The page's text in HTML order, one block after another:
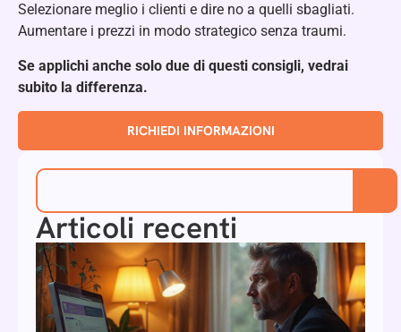
Selezionare meglio i clienti e dire no a quelli sbagliati.
Aumentare i prezzi in modo strategico senza traumi.
Se applichi anche solo due di questi consigli, vedrai
subito la differenza.
RICHIEDI INFORMAZIONI
Articoli recenti